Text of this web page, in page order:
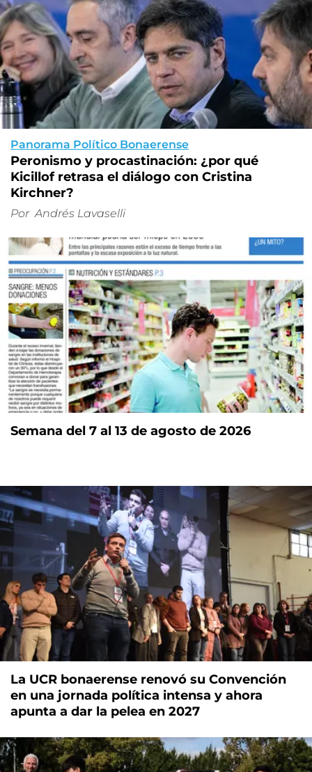
Panorama Político Bonaerense
Peronismo y procastinación: ¿por qué
Kicillof retrasa el diálogo con Cristina
Kirchner?
Por Andrés Lavaselli
Semana del 7 al 13 de agosto de 2026
La UCR bonaerense renovó su Convención
en una jornada política intensa y ahora
apunta a dar la pelea en 2027